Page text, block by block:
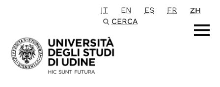
Passa al contenuto principale
IT EN ES FR
ZH
CERCA